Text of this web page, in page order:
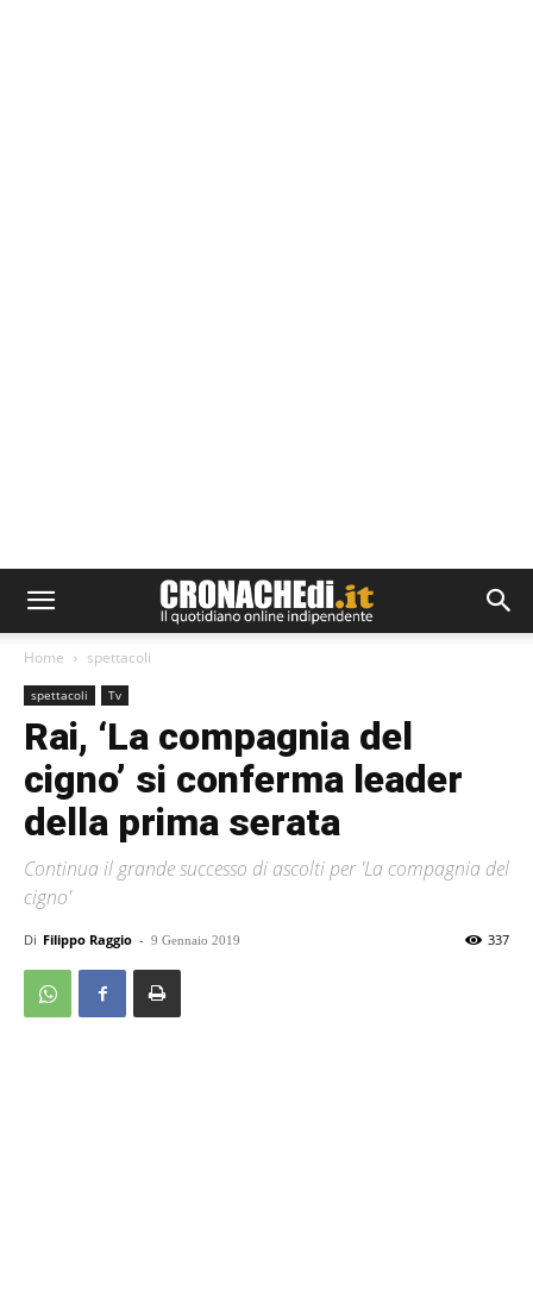
Home spettacoli
spettacoli Tv
Rai, ‘La compagnia del
cigno’ si conferma leader
della prima serata
Continua il grande successo di ascolti per 'La compagnia del
cigno'
Di Filippo Raggio - 9 Gennaio 2019 337